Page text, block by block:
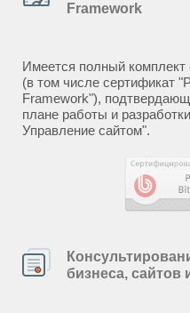
Framework
Имеется полный комплект
(в том числе сертификат
Framework"),
плане работы и
Управление сайтом".
бизнеса, сайтов